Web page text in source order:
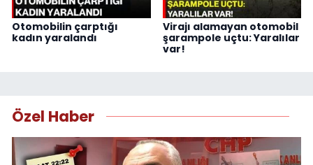
Otomobilin çarptığı
kadın yaralandı
Virajı alamayan otomobil
şarampole uçtu: Yaralılar
var!
Özel Haber